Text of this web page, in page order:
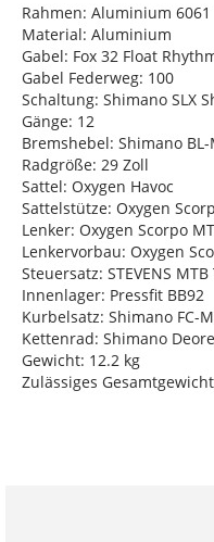
Rahmen: Aluminium 6061
Material: Aluminium
Gabel: Fox 32 Float
Gabel Federweg: 100
Schaltung: Shimano SLX
Gänge: 12
Bremshebel: Shimano BL-
Radgröße: 29 Zoll
Sattel: Oxygen Havoc
Sattelstütze: Oxygen
Lenker: Oxygen Scorpo
Lenkervorbau: Oxygen
Steuersatz: STEVENS
Innenlager: Pressfit BB92
Kurbelsatz: Shimano FC-
Kettenrad: Shimano
Gewicht: 12.2 kg
Zulässiges